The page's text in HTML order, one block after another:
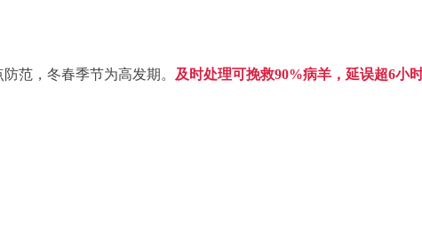
范，冬春季节为高发期。 及时处理可挽救90%病羊，延误超6小